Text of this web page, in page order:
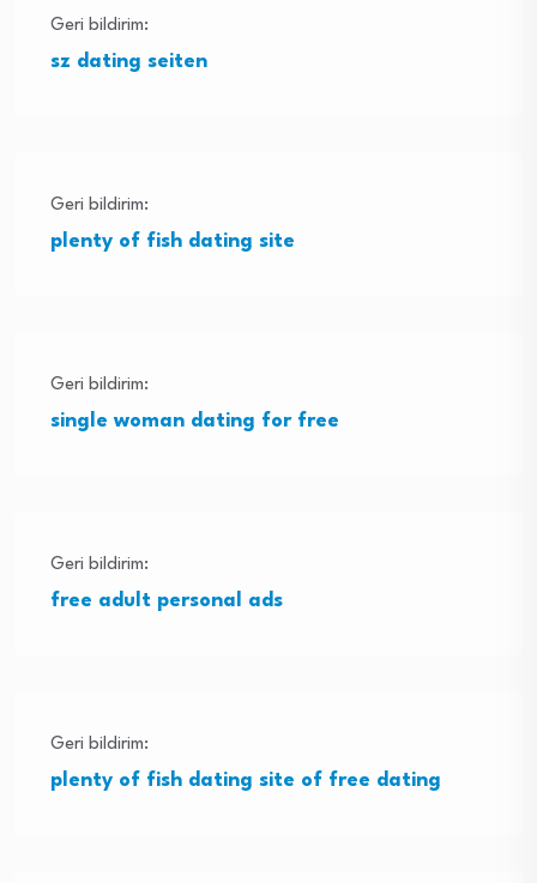
Geri bildirim:
sz dating seiten
Geri bildirim:
plenty of fish dating site
Geri bildirim:
single woman dating for free
Geri bildirim:
free adult personal ads
Geri bildirim:
plenty of fish dating site of free dating